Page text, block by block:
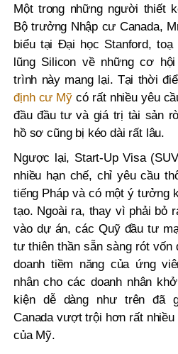
Một trong những người thiết
Bộ trưởng Nhập cư Canada,
biểu tại Đại học Stanford,
lũng Silicon về những cơ
trình này mang lại. Tại thời
định cư Mỹ có rất nhiều yêu
đầu đầu tư và giá trị tài sản
hồ sơ cũng bị kéo dài rất lâu.
Ngược lại, Start-Up Visa
nhiều hạn chế, chỉ yêu cầu
tiếng Pháp và có một ý tưởng
tạo. Ngoài ra, thay vì phải bỏ
vào dự án, các Quỹ đầu tư
tư thiên thần sẵn sàng rót vốn
doanh tiềm năng của ứng
nhân cho các doanh nhân
kiện dễ dàng như trên đã
Canada vượt trội hơn rất
của Mỹ.